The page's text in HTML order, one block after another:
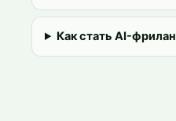
Как стать AI-